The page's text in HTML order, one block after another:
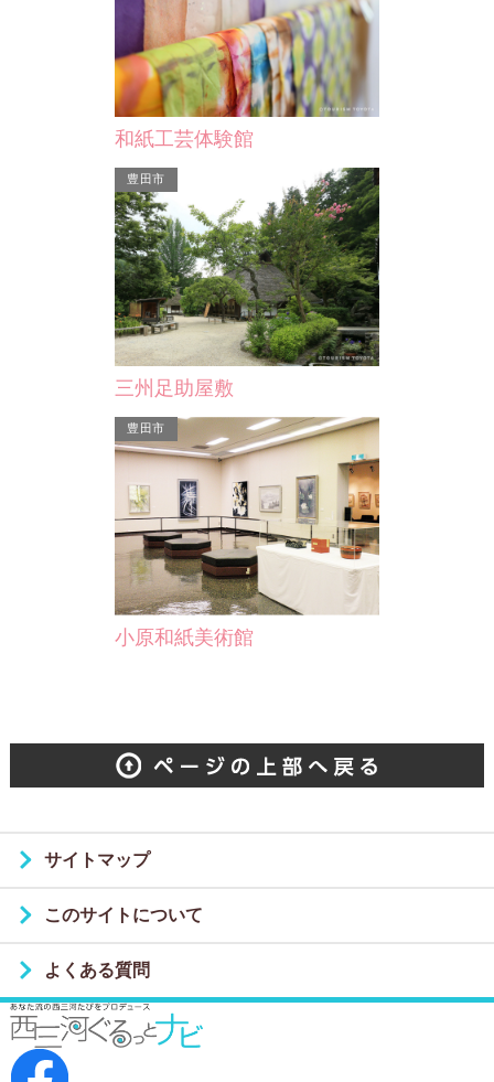
幸田町民プール
幸田町
JAあいち三河幸田憩の農園
JAあいち三河が経営する地元産の農産
物や園芸品を直売。生産者の名前がわ
かる安心で新鮮な品々が…
和紙工芸体験館
豊田市
三州足助屋敷
豊田市
小原和紙美術館
サイトマップ
このサイトについて
よくある質問